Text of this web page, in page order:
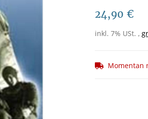
24,90 €
inkl. 7% USt. ,
Momentan